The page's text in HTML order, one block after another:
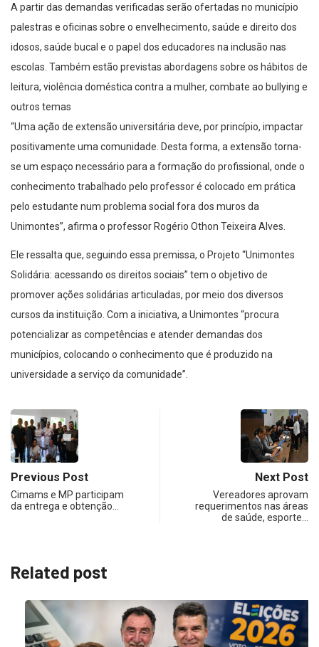
A partir das demandas verificadas serão ofertadas no município
palestras e oficinas sobre o envelhecimento, saúde e direito dos
idosos, saúde bucal e o papel dos educadores na inclusão nas
escolas. Também estão previstas abordagens sobre os hábitos de
leitura, violência doméstica contra a mulher, combate ao bullying e
outros temas
“Uma ação de extensão universitária deve, por princípio, impactar
positivamente uma comunidade. Desta forma, a extensão torna-
se um espaço necessário para a formação do profissional, onde o
conhecimento trabalhado pelo professor é colocado em prática
pelo estudante num problema social fora dos muros da
Unimontes”, afirma o professor Rogério Othon Teixeira Alves.
Ele ressalta que, seguindo essa premissa, o Projeto “Unimontes
Solidária: acessando os direitos sociais” tem o objetivo de
promover ações solidárias articuladas, por meio dos diversos
cursos da instituição. Com a iniciativa, a Unimontes “procura
potencializar as competências e atender demandas dos
municípios, colocando o conhecimento que é produzido na
universidade a serviço da comunidade”.
Previous Post
Cimams e MP participam
da entrega e obtenção…
Next Post
Vereadores aprovam
requerimentos nas áreas
de saúde, esporte…
Related post